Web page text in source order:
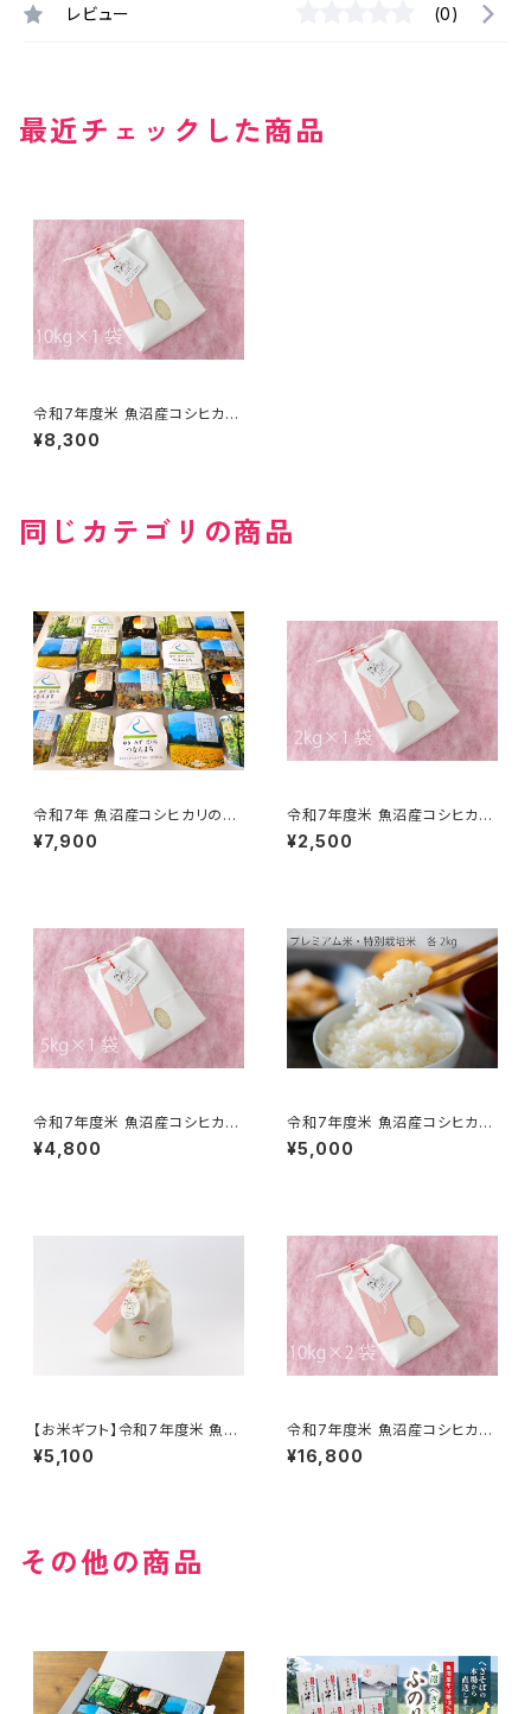
レビュー (0)
最近チェックした商品
令和7年度米 魚沼産コシヒカリ
特別栽培米 10kg 農薬化学肥
料50％減 精米サービス有
¥8,300
同じカテゴリの商品
令和7年 魚沼産コシヒカリのパ
ックごはん（特別栽培米）20個セ
ット レンチンごはん
¥7,900
令和7年度米 魚沼産コシヒカリ
特別栽培米 2kg 農薬化学肥料
50％減 精米有料サービス有
¥2,500
令和7年度米 魚沼産コシヒカリ
特別栽培米 5kg 農薬化学肥料
50％減 精米有料サービス有
¥4,800
令和7年度米 魚沼産コシヒカリ
プレミアム米・特別栽培米食べ
比べセット 各精米2kg
¥5,000
【お米ギフト】令和7年度米 魚沼
産コシヒカリ 特別栽培米 5kg
精米
¥5,100
令和7年度米 魚沼産コシヒカリ
特別栽培米 20kg 農薬化学肥
料50％減 精米有料サービス有
¥16,800
その他の商品